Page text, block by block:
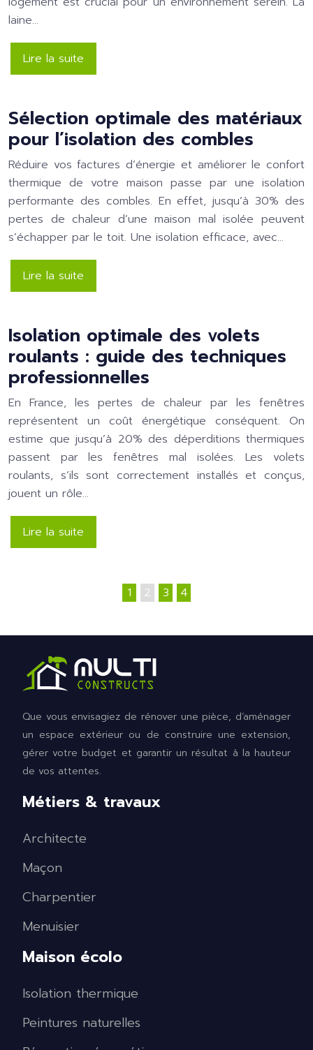
laine…
Lire la suite
Sélection optimale des matériaux
pour l’isolation des combles
Réduire vos factures d’énergie et améliorer le confort
thermique de votre maison passe par une isolation
performante des combles. En effet, jusqu’à 30% des
pertes de chaleur d’une maison mal isolée peuvent
s’échapper par le toit. Une isolation efficace, avec…
Lire la suite
Isolation optimale des volets
roulants : guide des techniques
professionnelles
En France, les pertes de chaleur par les fenêtres
représentent un coût énergétique conséquent. On
estime que jusqu’à 20% des déperditions thermiques
passent par les fenêtres mal isolées. Les volets
roulants, s’ils sont correctement installés et conçus,
jouent un rôle…
Lire la suite
1 2 3 4
Que vous envisagiez de rénover une pièce, d’aménager
un espace extérieur ou de construire une extension,
gérer votre budget et garantir un résultat à la hauteur
de vos attentes.
Métiers & travaux
Architecte
Maçon
Charpentier
Menuisier
Maison écolo
Isolation thermique
Peintures naturelles